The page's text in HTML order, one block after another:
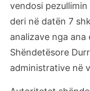
vendosi
deri në datën 7
analizave nga ana
Shëndetësore
administrative në